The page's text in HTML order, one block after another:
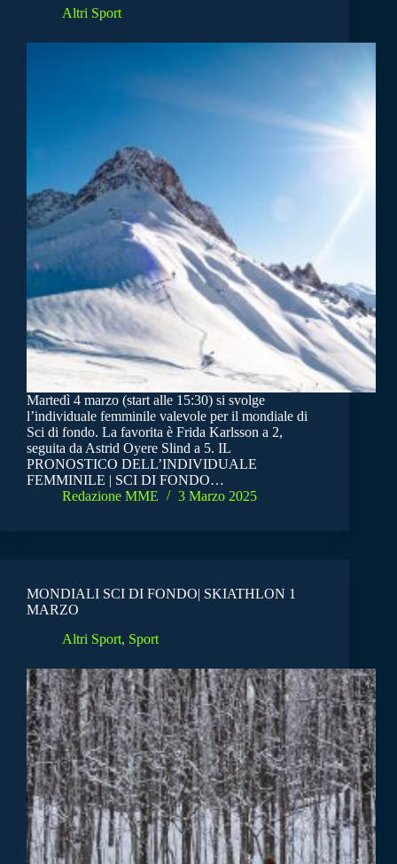
Altri Sport
Martedì 4 marzo (start alle 15:30) si svolge
l’individuale femminile valevole per il mondiale di
Sci di fondo. La favorita è Frida Karlsson a 2,
seguita da Astrid Oyere Slind a 5. IL
PRONOSTICO DELL’INDIVIDUALE
FEMMINILE | SCI DI FONDO…
Redazione MME
3 Marzo 2025
MONDIALI SCI DI FONDO| SKIATHLON 1
MARZO
Altri Sport, Sport